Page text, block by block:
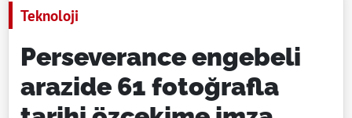
Teknoloji
Perseverance engebeli
arazide 61 fotoğrafla